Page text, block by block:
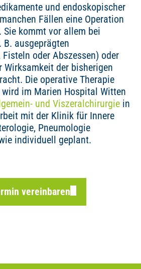
und endoskopischer
Fällen eine Operation
Sie kommt vor allem bei
ausgeprägten
Fisteln oder Abszessen) oder
Wirksamkeit der bisherigen
Die operative Therapie
im Marien Hospital Witten
und Viszeralchirurgie in
mit der Klinik für Innere
Pneumologie
individuell geplant.
vereinbaren